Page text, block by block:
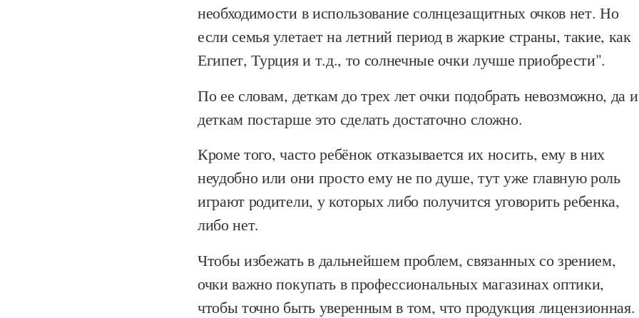
необходимости в использование солнцезащитных очков нет. Но
если семья улетает на летний период в жаркие страны, такие, как
Египет, Турция и т.д., то солнечные очки лучше приобрести".
По ее словам, деткам до трех лет очки подобрать невозможно, да и
деткам постарше это сделать достаточно сложно.
Кроме того, часто ребёнок отказывается их носить, ему в них
неудобно или они просто ему не по душе, тут уже главную роль
играют родители, у которых либо получится уговорить ребенка,
либо нет.
Чтобы избежать в дальнейшем проблем, связанных со зрением,
очки важно покупать в профессиональных магазинах оптики,
чтобы точно быть уверенным в том, что продукция лицензионная.